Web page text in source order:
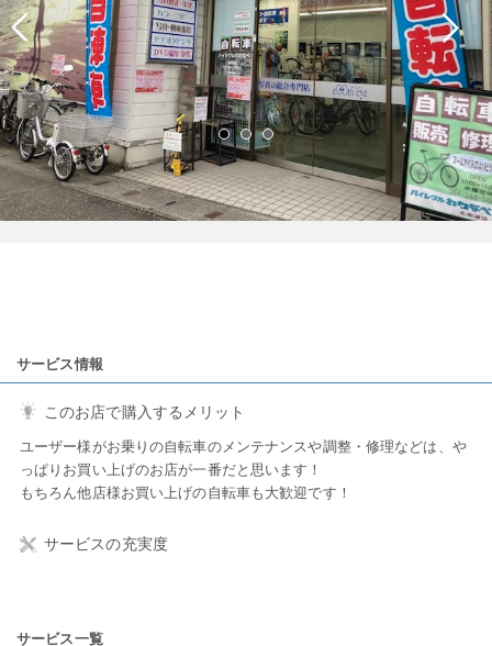
サービス情報
このお店で購入するメリット
ユーザー様がお乗りの自転車のメンテナンスや調整・修理などは、や
っぱりお買い上げのお店が一番だと思います！
もちろん他店様お買い上げの自転車も大歓迎です！
サービスの充実度
サービス一覧